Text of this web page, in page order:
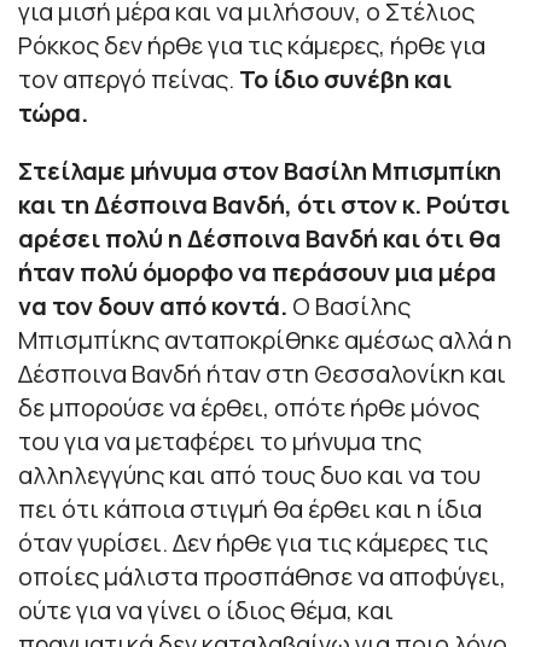
για μισή μέρα και να μιλήσουν, ο Στέλιος
Ρόκκος δεν ήρθε για τις κάμερες, ήρθε για
τον απεργό πείνας. Το ίδιο συνέβη και
τώρα.
Στείλαμε μήνυμα στον Βασίλη Μπισμπίκη
και τη Δέσποινα Βανδή, ότι στον κ. Ρούτσι
αρέσει πολύ η Δέσποινα Βανδή και ότι θα
ήταν πολύ όμορφο να περάσουν μια μέρα
να τον δουν από κοντά. Ο Βασίλης
Μπισμπίκης ανταποκρίθηκε αμέσως αλλά η
Δέσποινα Βανδή ήταν στη Θεσσαλονίκη και
δε μπορούσε να έρθει, οπότε ήρθε μόνος
του για να μεταφέρει το μήνυμα της
αλληλεγγύης και από τους δυο και να του
πει ότι κάποια στιγμή θα έρθει και η ίδια
όταν γυρίσει. Δεν ήρθε για τις κάμερες τις
οποίες μάλιστα προσπάθησε να αποφύγει,
ούτε για να γίνει ο ίδιος θέμα, και